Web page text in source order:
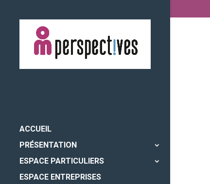
ACCUEIL
PRÉSENTATION
ESPACE PARTICULIERS
ESPACE ENTREPRISES